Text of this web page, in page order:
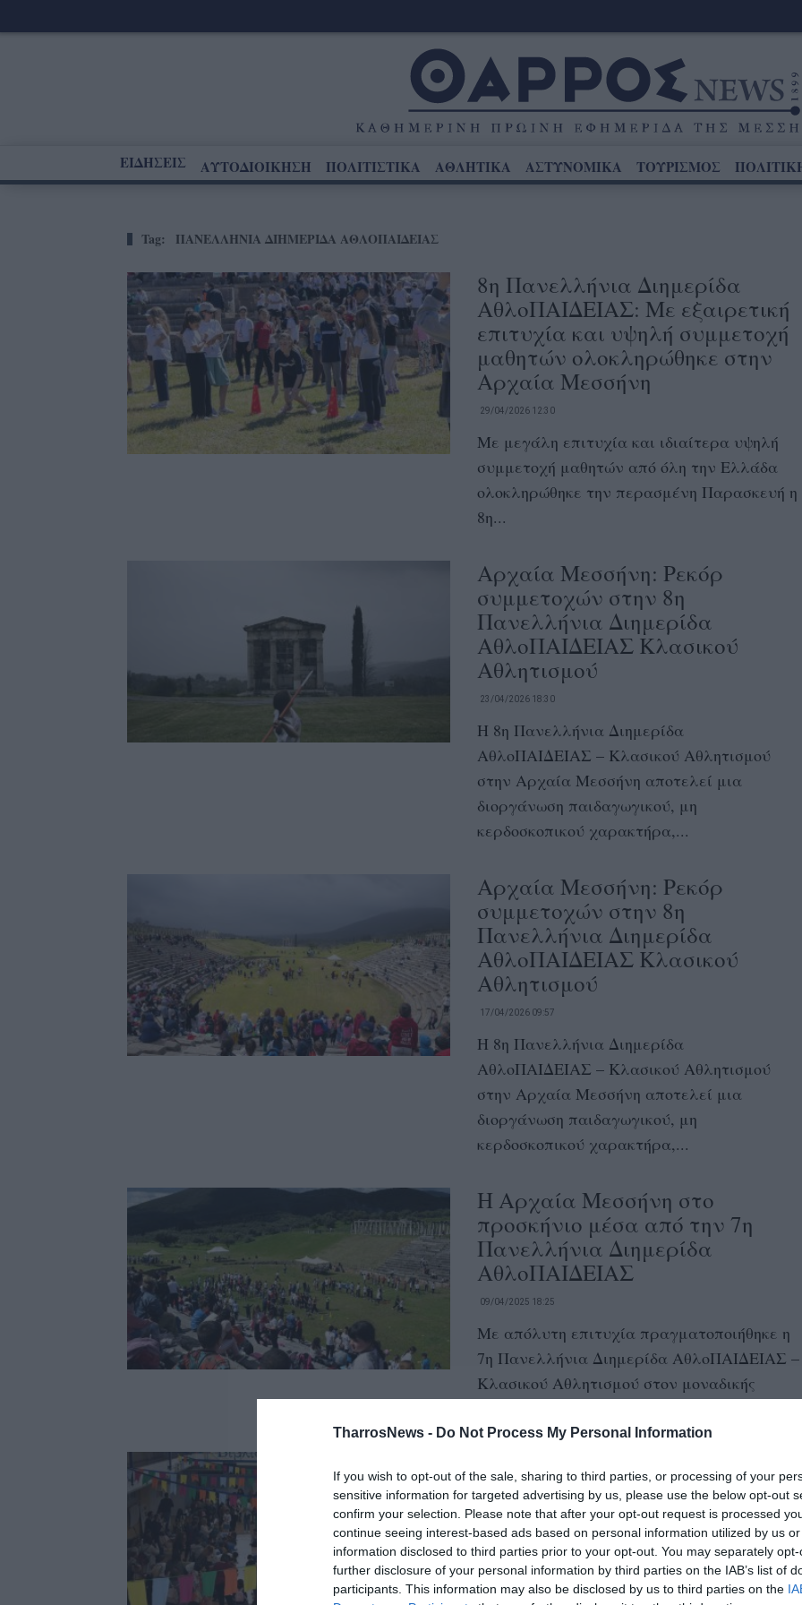
TharrosNews - Do Not Process My Personal Information
If you wish to opt-out of the sale, sharing to third parties, or processing of your
sensitive information for targeted advertising by us, please use the below opt-out
confirm your selection. Please note that after your opt-out request is processed
continue seeing interest-based ads based on personal information utilized by us
information disclosed to third parties prior to your opt-out. You may separately
further disclosure of your personal information by third parties on the IAB’s list of
participants. This information may also be disclosed by us to third parties on the
ΕΙΔΗΣΕΙΣ ΑΥΤΟΔΙΟΙΚΗΣΗ ΠΟΛΙΤΙΣΤΙΚΑ ΑΘΛΗΤΙΚΑ ΑΣΤΥΝΟΜΙΚΑ ΤΟΥΡΙΣΜΟΣ
Tag: ΠΑΝΕΛΛΗΝΙΑ ΔΙΗΜΕΡΙΔΑ ΑΘΛΟΠΑΙΔΕΙΑΣ
8η Πανελλήνια Διημερίδα
ΑθλοΠΑΙΔΕΙΑΣ: Με εξαιρετική
επιτυχία και υψηλή συμμετοχή
μαθητών ολοκληρώθηκε στην
Αρχαία Μεσσήνη
29/04/2026 12:30
Με μεγάλη επιτυχία και ιδιαίτερα υψηλή
συμμετοχή μαθητών από όλη την Ελλάδα
ολοκληρώθηκε την περασμένη Παρασκευή η
8η...
Αρχαία Μεσσήνη: Ρεκόρ
συμμετοχών στην 8η
Πανελλήνια Διημερίδα
ΑθλοΠΑΙΔΕΙΑΣ Κλασικού
Αθλητισμού
23/04/2026 18:30
Η 8η Πανελλήνια Διημερίδα
ΑθλοΠΑΙΔΕΙΑΣ – Κλασικού Αθλητισμού
στην Αρχαία Μεσσήνη αποτελεί μια
διοργάνωση παιδαγωγικού, μη
κερδοσκοπικού χαρακτήρα,...
Αρχαία Μεσσήνη: Ρεκόρ
συμμετοχών στην 8η
Πανελλήνια Διημερίδα
ΑθλοΠΑΙΔΕΙΑΣ Κλασικού
Αθλητισμού
17/04/2026 09:57
Η 8η Πανελλήνια Διημερίδα
ΑθλοΠΑΙΔΕΙΑΣ – Κλασικού Αθλητισμού
στην Αρχαία Μεσσήνη αποτελεί μια
διοργάνωση παιδαγωγικού, μη
κερδοσκοπικού χαρακτήρα,...
Η Αρχαία Μεσσήνη στο
προσκήνιο μέσα από την 7η
Πανελλήνια Διημερίδα
ΑθλοΠΑΙΔΕΙΑΣ
09/04/2025 18:25
Με απόλυτη επιτυχία πραγματοποιήθηκε η
7η Πανελλήνια Διημερίδα ΑθλοΠΑΙΔΕΙΑΣ –
Κλασικού Αθλητισμού στον μοναδικής
Απρίλιος στα Εκπαιδευτήρια
Μπουγά: Δύο θεσμοί που
ενώνουν Παιδεία και Πολιτισμό
Ο Απρίλιος ξεκινά με δύο εμβληματικές
εκδηλώσεις που έχουν συνδεθεί άρρηκτα με